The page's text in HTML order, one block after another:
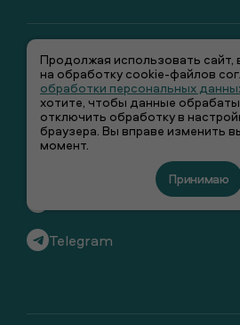
+7 (495) 66-00-106
info@smenawear.ru
Telegram
Продолжая использовать сайт,
на обработку cookie-файлов
обработки персональных
хотите, чтобы данные
отключить обработку в
браузера. Вы вправе изменить
момент.
Принимаю